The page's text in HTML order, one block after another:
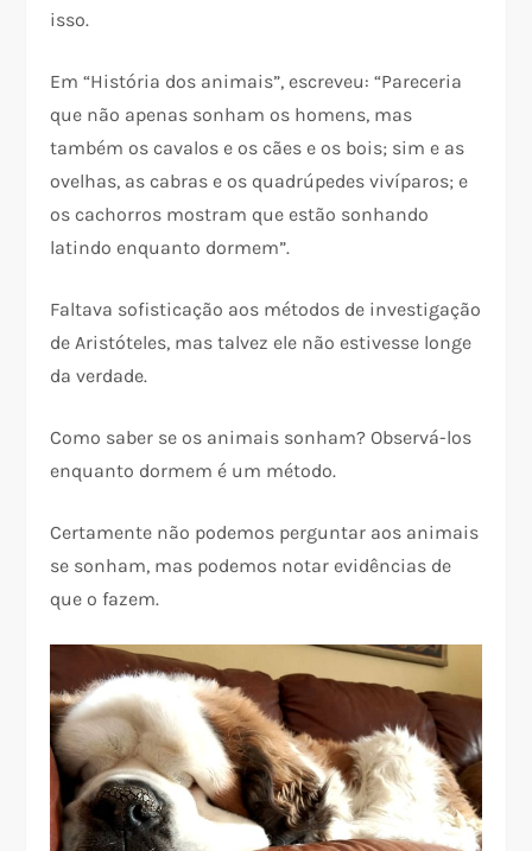
isso.
Em “História dos animais”, escreveu: “Pareceria
que não apenas sonham os homens, mas
também os cavalos e os cães e os bois; sim e as
ovelhas, as cabras e os quadrúpedes vivíparos; e
os cachorros mostram que estão sonhando
latindo enquanto dormem”.
Faltava sofisticação aos métodos de investigação
de Aristóteles, mas talvez ele não estivesse longe
da verdade.
Como saber se os animais sonham? Observá-los
enquanto dormem é um método.
Certamente não podemos perguntar aos animais
se sonham, mas podemos notar evidências de
que o fazem.